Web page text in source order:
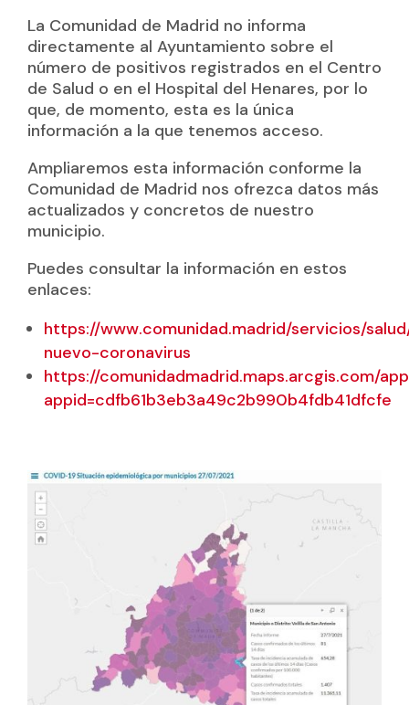
La Comunidad de Madrid no informa
directamente al Ayuntamiento sobre el
número de positivos registrados en el Centro
de Salud o en el Hospital del Henares, por lo
que, de momento, esta es la única
información a la que tenemos acceso.
Ampliaremos esta información conforme la
Comunidad de Madrid nos ofrezca datos más
actualizados y concretos de nuestro
municipio.
Puedes consultar la información en estos
enlaces:
https://www.comunidad.madrid/servicios/
nuevo-coronavirus
https://comunidadmadrid.maps.arcgis.com/
appid=cdfb61b3eb3a49c2b990b4fdb41dfcfe